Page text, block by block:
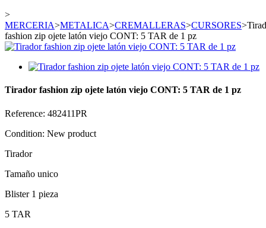
>
MERCERIA>METALICA>CREMALLERAS>CURSORES>
fashion zip ojete latón viejo CONT: 5 TAR de 1 pz
Tirador fashion zip ojete latón viejo CONT: 5 TAR de 1 pz
Reference: 482411PR
Condition: New product
Tirador
Tamaño unico
Blister 1 pieza
5 TAR